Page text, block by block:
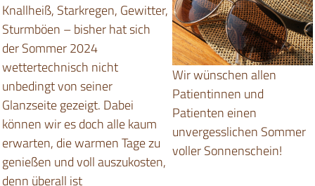
Knallheiß, Starkregen, Gewitter,
Sturmböen – bisher hat sich
der Sommer 2024
wettertechnisch nicht
unbedingt von seiner
Glanzseite gezeigt. Dabei
können wir es doch alle kaum
erwarten, die warmen Tage zu
genießen und voll auszukosten,
denn überall ist
Wir wünschen allen
Patientinnen und
Patienten einen
unvergesslichen Sommer
voller Sonnenschein!